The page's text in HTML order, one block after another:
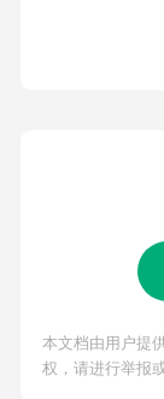
本文档由用户提
权，请进行举报